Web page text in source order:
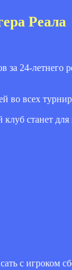
Реала
24-летнего
всех
станет
с игроком